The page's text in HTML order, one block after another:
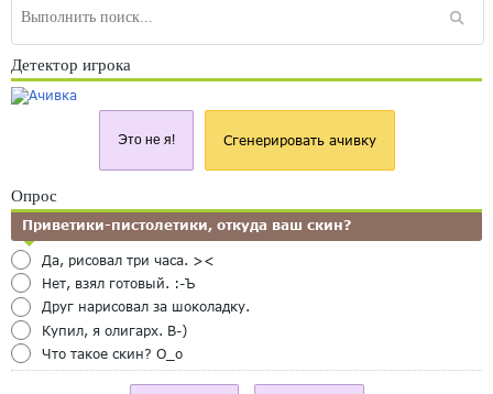
Детектор игрока
Это не я! Сгенерировать ачивку
Опрос
Приветики-пистолетики, откуда ваш скин?
Да, рисовал три часа. ><
Нет, взял готовый. :-Ъ
Друг нарисовал за шоколадку.
Купил, я олигарх. B-)
Что такое скин? O_o